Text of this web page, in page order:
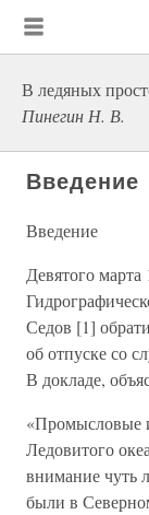
В ледяных
Пинегин Н. В.
Введение
Введение
Девятого
Седов [1]
об отпуске со
В докладе,
«Промысловые
Ледовитого
внимание чуть
были в